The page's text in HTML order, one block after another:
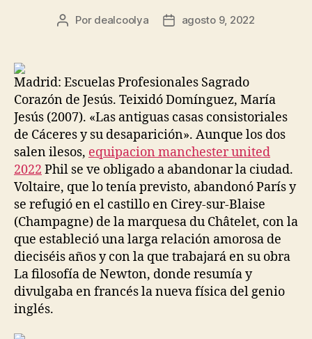
Autor
Por dealcoolya
Fechaagosto 9, 2022
Madrid: Escuelas Profesionales Sagrado
Corazón de Jesús. Teixidó Domínguez, María
Jesús (2007). «Las antiguas casas consistoriales
de Cáceres y su desaparición». Aunque los dos
salen ilesos, equipacion manchester united
2022 Phil se ve obligado a abandonar la ciudad.
Voltaire, que lo tenía previsto, abandonó París y
se refugió en el castillo en Cirey-sur-Blaise
(Champagne) de la marquesa du Châtelet, con la
que estableció una larga relación amorosa de
dieciséis años y con la que trabajará en su obra
La filosofía de Newton, donde resumía y
divulgaba en francés la nueva física del genio
inglés.